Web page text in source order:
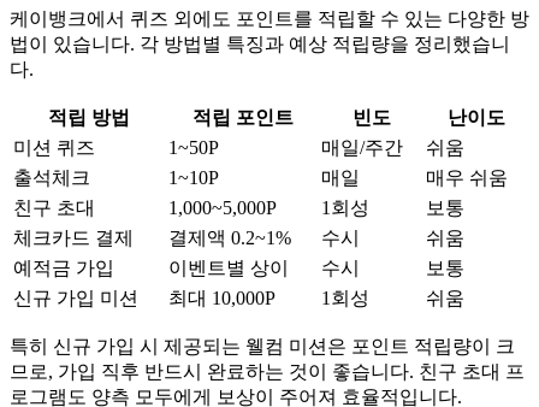
케이뱅크에서 퀴즈 외에도 포인트를 적립할 수 있는 다양한 방
법이 있습니다. 각 방법별 특징과 예상 적립량을 정리했습니
다.
적립 방법 적립 포인트 빈도
난이도
미션 퀴즈
1~50P 매일/주간
쉬움
출석체크
1~10P 매일
매우 쉬움
친구 초대
1,000~5,000P 1회성
보통
체크카드 결제
결제액 0.2~1% 수시
쉬움
예적금 가입
이벤트별 상이 수시
보통
신규 가입 미션
최대 10,000P 1회성 쉬움
특히 신규 가입 시 제공되는 웰컴 미션은 포인트 적립량이 크
므로, 가입 직후 반드시 완료하는 것이 좋습니다. 친구 초대 프
로그램도 양측 모두에게 보상이 주어져 효율적입니다.